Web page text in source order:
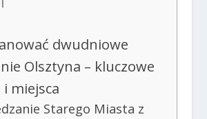
dwudniowe
Olsztyna – kluczowe
miejsca
Starego Miasta z